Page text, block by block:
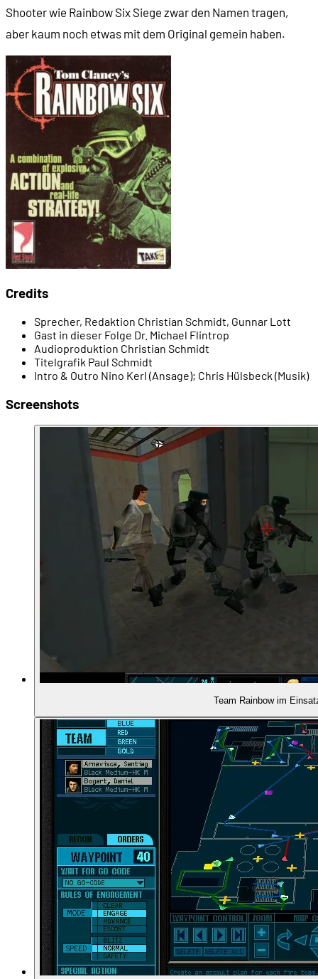
00:20:26 - Befehl von oben (1996)
00:21:07 - Operation Rainbow (1998)
00:24:11 TOM CLANCY UND DIE SPIELE
00:24:50 - Das erste Roter-Oktober-Spiel (1987)
00:25:56 - Sid Meier und Red Storm Rising (1988)
00:28:23 - Tom Clancy spielt ein Spiel
00:29:42 - David Smith und The Abyss
00:31:20 - Tom Clancy's SSN (1996)
00:32:40 - Gründung von Red Storm Entertainment
- Der Chef: Ex-Kapitän Douglas Littlejohns
- Erste Spielideen und große Ambitionen
- Crossmediale Projekte: Politika als Spiel ...
- ... und als Roman
00:39:36 - Brian Upton über die Anfangsidee von Rainbow
00:41:52 - Tom Clancys Beitrag zu den Spielen
00:44:38 - Große Probleme in der Entwicklung
00:48:11 - Alles ist in Verzug
00:49:22 - Carl Schnurr über die Reaktionen auf der E3
00:50:44 - Erscheinen und Verkaufserfolg
Shooter wie Rainbow Six Siege zwar den Namen tragen,
aber kaum noch etwas mit dem Original gemein haben.
Credits
Sprecher, Redaktion Christian Schmidt, Gunnar Lott
Gast in dieser Folge Dr. Michael Flintrop
Audioproduktion Christian Schmidt
Titelgrafik Paul Schmidt
Intro & Outro Nino Kerl (Ansage); Chris Hülsbeck (Musik)
Screenshots
Team Rainbow im